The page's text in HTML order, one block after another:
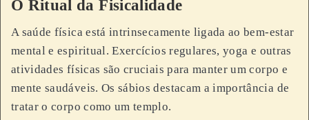
O Ritual da Fisicalidade
A saúde física está intrinsecamente ligada ao bem-estar
mental e espiritual. Exercícios regulares, yoga e outras
atividades físicas são cruciais para manter um corpo e
mente saudáveis. Os sábios destacam a importância de
tratar o corpo como um templo.